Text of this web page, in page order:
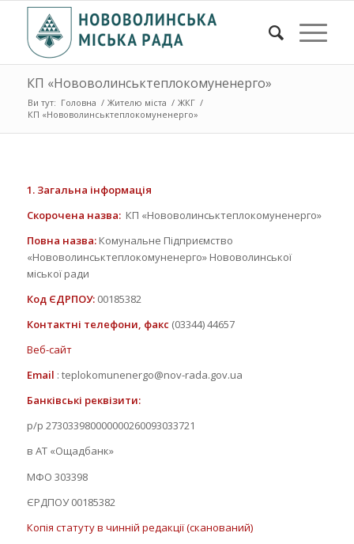
КП «Нововолинськтеплокомуненерго»
Ви тут: Головна / Жителю міста / ЖКГ /
КП «Нововолинськтеплокомуненерго»
1. Загальна інформація
Скорочена назва:КП «Нововолинськтеплокомуненерго»
Повна назва:Комунальне Підприємство
«Нововолинськтеплокомуненерго» Нововолинської
міської ради
Код ЄДРПОУ:00185382
Контактні телефони, факс (03344) 44657
Веб-сайт
Email : teplokomunenergo@nov-rada.gov.ua
Банківські реквізити:
р/р 273033980000000260093033721
в АТ «Ощадбанк»
МФО 303398
ЄРДПОУ 00185382
Копія статуту в чинній редакції (сканований)